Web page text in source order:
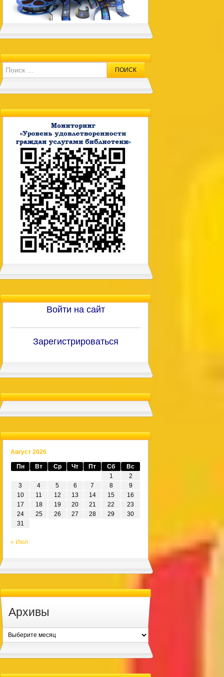
Search for:
Войти на сайт
Зарегистрироваться
Август 2026
Пн Вт Ср Чт Пт Сб
Вс
1
2
3
4 5 6 7 8
9
10
11 12 13 14 15
16
17
18 19 20 21 22
23
24
25 26 27 28 29
30
31
« Июл
Архивы
Архивы